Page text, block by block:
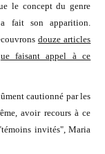
le concept du genre
fait son apparition.
douze articles
faisant appel à ce
cautionné par les
avoir recours à ce
invités", Maria